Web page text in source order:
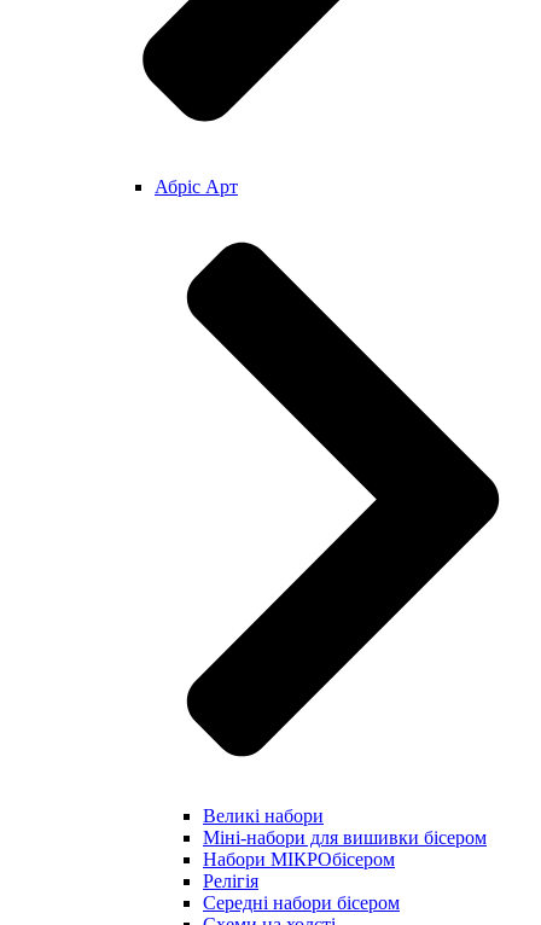
Абріс Арт
Великі набори
Міні-набори для вишивки бісером
Набори МІКРОбісером
Релігія
Середні набори бісером